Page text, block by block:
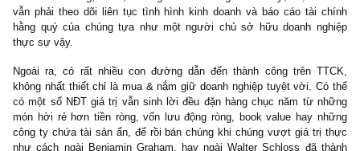
cứ kẻ nào tự cho rằng mình có thể “timing” được thị trường.
khi gần đây khi quy mô danh mục ông đã vượt 100 tỷ USD,
việc ông đã già cả – không kịp học hỏi lĩnh vực công nghệ để
500….
Kết luận: hãy chọn doanh nghiệp thật cẩn trọng,
con đường dẫn đến thành công cho nhà đầu tư